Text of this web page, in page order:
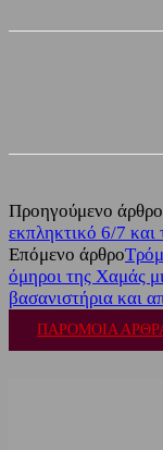
Προηγούμενο άρθρο
εκπληκτικό 6/7 και
Επόμενο άρθρο
όμηροι της Χαμάς
βασανιστήρια και
ΠΑΡΟΜΟΙΑ